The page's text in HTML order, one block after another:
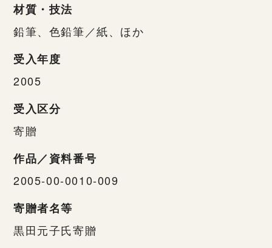
材質・技法
鉛筆、色鉛筆／紙、ほか
受入年度
2005
受入区分
寄贈
作品／資料番号
2005-00-0010-009
寄贈者名等
黒田元子氏寄贈